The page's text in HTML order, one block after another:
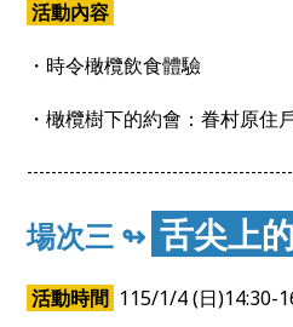
活動內容
・時令橄欖飲食體驗
・橄欖樹下的約會：眷村原住
場次三 ↬ 舌尖上
活動時間 115/1/4 (日)14:30-